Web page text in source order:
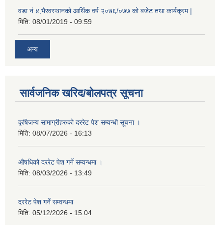
वडा नं ४,भैरवस्थानको आर्थिक वर्ष २०७६/०७७ को बजेट तथा कार्यक्रम |
मिति: 08/01/2019 - 09:59
अन्य
सार्वजनिक खरिद/बोलपत्र सूचना
कृषिजन्य सामाग्रीहरुको दररेट पेश सम्वन्धी सूचना ।
मिति: 08/07/2026 - 16:13
औषधिको दररेट पेश गर्ने सम्वन्धमा ।
मिति: 08/03/2026 - 13:49
दररेट पेश गर्ने सम्वन्धमा
मिति: 05/12/2026 - 15:04